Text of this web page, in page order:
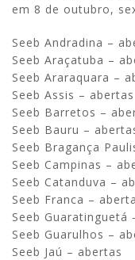
em 8 de outubro,
Seeb Andradina –
Seeb Araçatuba –
Seeb Araraquara –
Seeb Assis – abertas
Seeb Barretos –
Seeb Bauru –
Seeb Bragança
Seeb Campinas –
Seeb Catanduva –
Seeb Franca –
Seeb Guaratinguetá
Seeb Guarulhos –
Seeb Jaú – abertas